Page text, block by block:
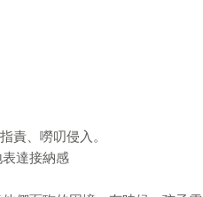
責、嘮叨侵入。
達接納感